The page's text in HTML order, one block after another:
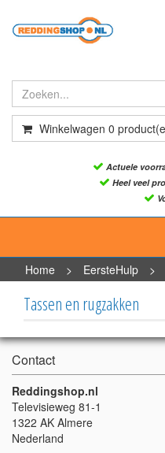
Winkelwagen 0
Actuele
Heel veel
Home
> EersteHulp >
Tassen en rugzakken
Contact
Reddingshop.nl
Televisieweg 81-1
1322 AK Almere
Nederland